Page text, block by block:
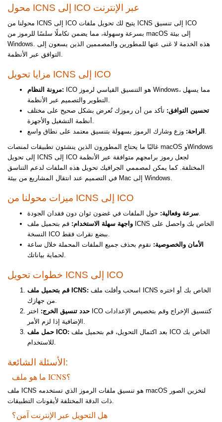
محول ICNS إلى ICO عبر الإنترنت
محولنا من ICNS إلى ICO يتيح لك تحويل ملفات ICNS إلى تنسيق ICO
بسرعة وسهولة، مما يضمن تكاملًا سلسًا للرموز من macOS إلى بيئة
Windows. هذه الخدمة لا غنى عنها للمطورين والمصممين الذين يسعون إلى
التوافق عبر الأنظمة.
مزايا تحويل ICNS إلى ICO
مرونة النظام: ICO هو التنسيق القياسي لرموز Windows، مما يسهل
التطوير والتصميم عبر الأنظمة.
تحسين التوافق: تأكد من أن رموزك تُعرض بشكل صحيح على مختلف
أنظمة التشغيل والأجهزة.
الراحة: وزع وشارك الرموز بسهولة بتنسيق معتمد على نطاق واسع.
غالبًا ما يحتاج المطورون الذين ينشئون تطبيقات لمنصات macOS وWindows
إلى تحويل ICNS إلى ICO لجعل رموز برامجهم متوافقة عبر الأنظمة
المختلفة. كما يمكن لمصممي الجرافيك تحويل هذه الملفات لدعم التناسق
في التصميم عند انتقال المشاريع من بيئة Mac إلى Windows.
ميزات محولنا من ICNS إلى ICO
سرعة وفعالية:حول الملفات في غضون ثوان دون فقدان الجودة.
واجهة سهلة الاستخدام: قم بتحميل ملف ICNS الخاص بك واحصل على
النسخة ICO ببضع نقرات فقط.
الأمان والخصوصية: نقوم بحذف جميع الملفات المحملة خلال ساعة
لحماية بياناتك.
خطوات تحويل ICNS إلى ICO
قم بتحميل ملف ICNS:
من جهازك.
حدد تنسيق الخرج: اختر ICO كتنسيق الإخراج وقم بتخصيص الإعدادات
الإضافية إذا لزم الأمر.
حمل ملف ICO:
للاستخدام.
الأسئلة الشائعة:
ما هو ملف ICNS؟
ملف ICNS هو تنسيق ملفات الرموز الذي تستخدمه macOS لتخزين الصور
ذات الدقة المختلفة لأيقونات التطبيقات.
هل التحويل عبر الإنترنت آمن؟